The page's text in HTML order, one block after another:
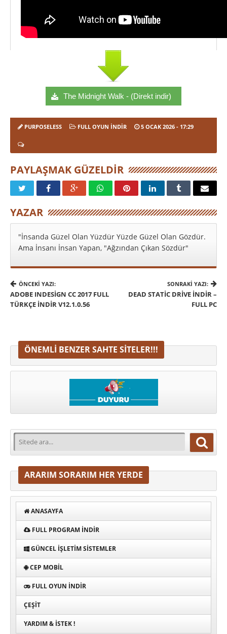
The Midnight Walk - (Direkt indir)
PURPOSELESS FULL OYUN İNDIR 5 OCAK 2026 - 17:29
PAYLAŞMAK GÜZELDIR
YAZAR
"İnsanda Güzel Olan Yüzdür Yüzde Güzel Olan Gözdür.
Ama İnsanı İnsan Yapan, "Ağzından Çıkan Sözdür"
ÖNCEKI YAZI:
ADOBE INDESIGN CC 2017 FULL
TÜRKÇE İNDIR V12.1.0.56
SONRAKI YAZI:
DEAD STATIC DRIVE İNDIR –
FULL PC
ÖNEMLI BENZER SAHTE SITELER!!!
ARARIM SORARIM HER YERDE
ANASAYFA
FULL PROGRAM INDIR
GÜNCEL İŞLETIM SISTEMLER
CEP MOBIL
FULL OYUN İNDIR
ÇEŞIT
YARDIM & İSTEK !